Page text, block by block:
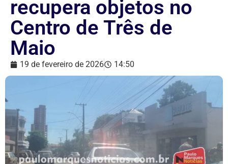
recupera objetos no
Centro de Três de
Maio
19 de fevereiro de 2026 14:50